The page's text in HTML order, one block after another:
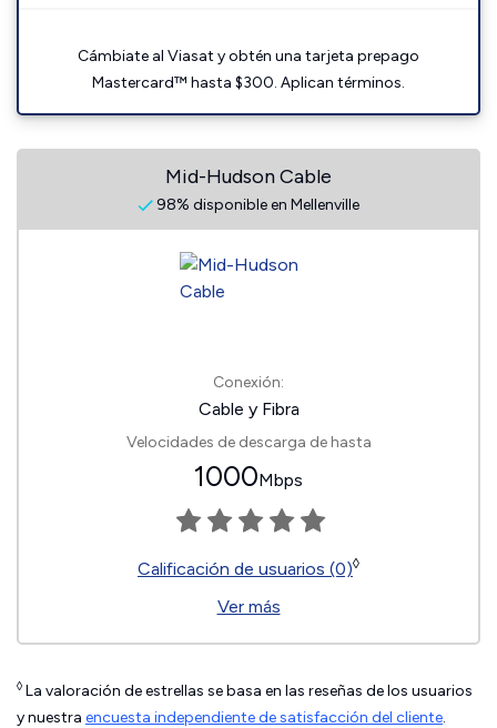
Cámbiate al Viasat y obtén una tarjeta prepago
Mastercard™ hasta $300. Aplican términos.
Mid-Hudson Cable
98% disponible en Mellenville
Conexión:
Cable y Fibra
Velocidades de descarga de hasta
1000Mbps
Calificación de usuarios (0)◊
Ver más
◊ La valoración de estrellas se basa en las reseñas de los usuarios
y nuestra encuesta independiente de satisfacción del cliente.